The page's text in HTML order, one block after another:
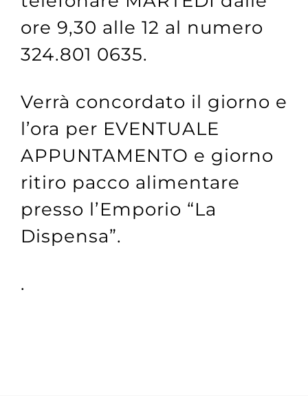
ore 9,30 alle 12 al numero
324.801 0635.
Verrà concordato il giorno e
l’ora per EVENTUALE
APPUNTAMENTO e giorno
ritiro pacco alimentare
presso l’Emporio “La
Dispensa”.
.